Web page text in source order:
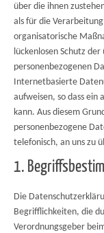
über die ihnen
als für die
organisatorische
lückenlosen Schutz
personenbezogenen
Internetbasierte
aufweisen, so dass
kann. Aus diesem
personenbezogene
telefonisch, an uns zu
1.
Die
Begrifflichkeiten, die
Verordnungsgeber